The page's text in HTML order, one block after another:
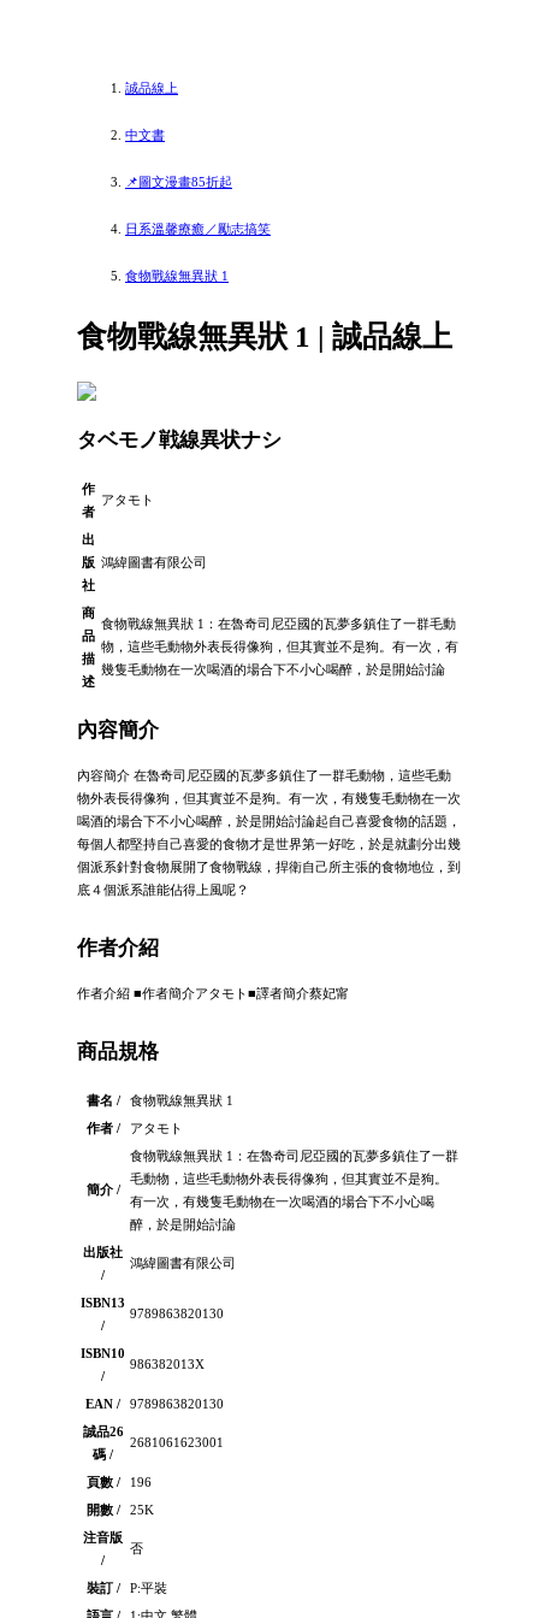
誠品線上
中文書
📌圖文漫畫85折起
日系溫馨療癒／勵志搞笑
食物戰線無異狀 1
食物戰線無異狀 1 | 誠品線上
タベモノ戦線異状ナシ
作
者
アタモト
出
版
社
鴻緯圖書有限公司
商
品
描
述
食物戰線無異狀 1：在魯奇司尼亞國的瓦夢多鎮住了一群毛動
物，這些毛動物外表長得像狗，但其實並不是狗。有一次，有
幾隻毛動物在一次喝酒的場合下不小心喝醉，於是開始討論
內容簡介
內容簡介 在魯奇司尼亞國的瓦夢多鎮住了一群毛動物，這些毛動
物外表長得像狗，但其實並不是狗。有一次，有幾隻毛動物在一次
喝酒的場合下不小心喝醉，於是開始討論起自己喜愛食物的話題，
每個人都堅持自己喜愛的食物才是世界第一好吃，於是就劃分出幾
個派系針對食物展開了食物戰線，捍衛自己所主張的食物地位，到
底４個派系誰能佔得上風呢？
作者介紹
作者介紹 ■作者簡介アタモト■譯者簡介蔡妃甯
商品規格
書名 /
食物戰線無異狀 1
作者 /
アタモト
簡介 /
食物戰線無異狀 1：在魯奇司尼亞國的瓦夢多鎮住了一群
毛動物，這些毛動物外表長得像狗，但其實並不是狗。
有一次，有幾隻毛動物在一次喝酒的場合下不小心喝
醉，於是開始討論
出版社
/
鴻緯圖書有限公司
ISBN13
/
9789863820130
ISBN10
/
986382013X
EAN /
9789863820130
誠品26
碼 /
2681061623001
頁數 /
196
開數 /
25K
注音版
/
否
裝訂 /
P:平裝